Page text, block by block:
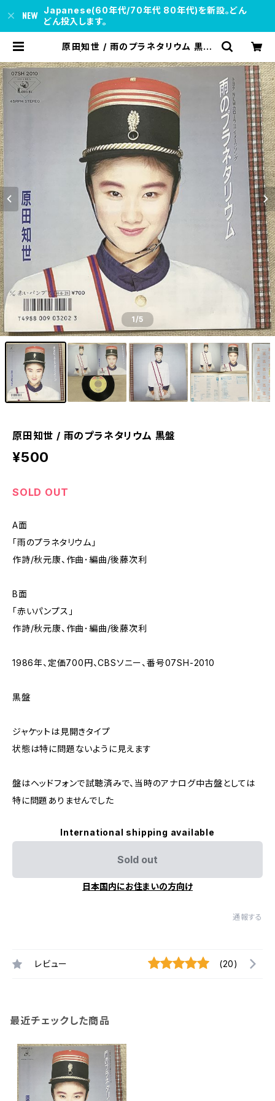
Japanese(60年代/70年代 80年代)を新設。どん
どん投入します。
原田知世 / 雨のプラネタリウム 黒盤
1/5
原田知世 / 雨のプラネタリウム 黒盤
¥500
SOLD OUT
A面
「雨のプラネタリウム」
作詩/秋元康、作曲･編曲/後藤次利
B面
「赤いパンプス」
作詩/秋元康、作曲･編曲/後藤次利
1986年、定価700円、CBSソニー、番号07SH-2010
黒盤
ジャケットは見開きタイプ
状態は特に問題ないように見えます
盤はヘッドフォンで試聴済みで、当時のアナログ中古盤としては
特に問題ありませんでした
International shipping available
Sold out
日本国内にお住まいの方向け
通報する
レビュー (20)
最近チェックした商品